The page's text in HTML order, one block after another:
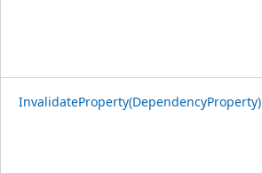
InvalidateProperty(DependencyProperty)